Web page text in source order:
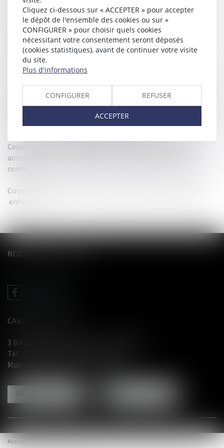
les adoptions
les conflits lors d’une succession difficile, héritages,
testament, donations, legs
les majeurs vulnérables, sous tutelle, curatelle…
tout changement de régime matrimonial
rédiger vos accords parentaux et les faire homologuer par
le juge.
difficultés, tout tenter pour éviter l’affrontement et préférer
la conciliation, la médiation, l’échange.
Cependant, nous saurons aussi vous conseiller, vous
accompagner et vous guider en cas de nécessité d’aller au
conflit.
Consultez également nos compétences dans la rubrique «
enfants »
NOS DERNIERS TWEETS
CABINET LE GENTIL
3 Bis place du Wetz d'amain - 62000 Arras
Tél :
Mail :
Accueil
Cliquez ci-dessous sur « ACCEPTER » pour accepter
le dépôt de l'ensemble des cookies ou sur «
CONFIGURER » pour choisir quels cookies
nécessitant votre consentement seront déposés
(cookies statistiques), avant de continuer votre visite
du site.
Plus d'informations
CONFIGURER REFUSER
ACCEPTER